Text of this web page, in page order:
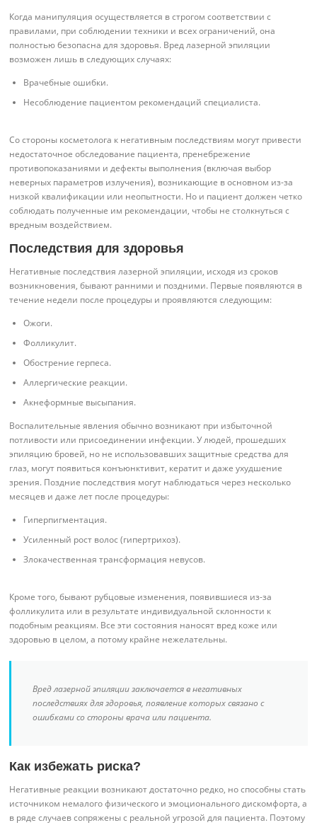
Когда манипуляция осуществляется в строгом соответствии с
правилами, при соблюдении техники и всех ограничений, она
полностью безопасна для здоровья. Вред лазерной эпиляции
возможен лишь в следующих случаях:
Врачебные ошибки.
Несоблюдение пациентом рекомендаций специалиста.
Со стороны косметолога к негативным последствиям могут привести
недостаточное обследование пациента, пренебрежение
противопоказаниями и дефекты выполнения (включая выбор
неверных параметров излучения), возникающие в основном из-за
низкой квалификации или неопытности. Но и пациент должен четко
соблюдать полученные им рекомендации, чтобы не столкнуться с
вредным воздействием.
Последствия для здоровья
Негативные последствия лазерной эпиляции, исходя из сроков
возникновения, бывают ранними и поздними. Первые появляются в
течение недели после процедуры и проявляются следующим:
Ожоги.
Фолликулит.
Обострение герпеса.
Аллергические реакции.
Акнеформные высыпания.
Воспалительные явления обычно возникают при избыточной
потливости или присоединении инфекции. У людей, прошедших
эпиляцию бровей, но не использовавших защитные средства для
глаз, могут появиться конъюнктивит, кератит и даже ухудшение
зрения. Поздние последствия могут наблюдаться через несколько
месяцев и даже лет после процедуры:
Гиперпигментация.
Усиленный рост волос (гипертрихоз).
Злокачественная трансформация невусов.
Кроме того, бывают рубцовые изменения, появившиеся из-за
фолликулита или в результате индивидуальной склонности к
подобным реакциям. Все эти состояния наносят вред коже или
здоровью в целом, а потому крайне нежелательны.
Вред лазерной эпиляции заключается в негативных
последствиях для здоровья, появление которых связано с
ошибками со стороны врача или пациента.
Как избежать риска?
Негативные реакции возникают достаточно редко, но способны стать
источником немалого физического и эмоционального дискомфорта, а
в ряде случаев сопряжены с реальной угрозой для пациента. Поэтому